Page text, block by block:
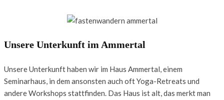
Unsere Unterkunft im Ammertal
Unsere Unterkunft haben wir im Haus Ammertal, einem
Seminarhaus, in dem ansonsten auch oft Yoga-Retreats und
andere Workshops stattfinden. Das Haus ist alt, das merkt man